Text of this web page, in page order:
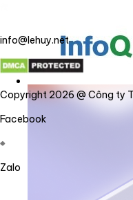
info@lehuy.net
Copyright 2026 @ Công ty
Facebook
Zalo